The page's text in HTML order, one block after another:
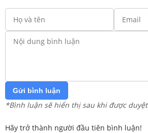
Gửi bình luận
*Bình luận sẽ hiển thị sau khi được duyệt
Hãy trở thành người đầu tiên bình luận!